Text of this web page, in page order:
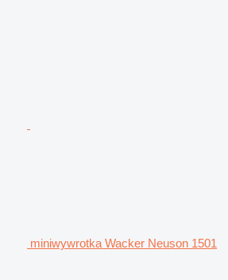
miniwywrotka Wacker Neuson 1501